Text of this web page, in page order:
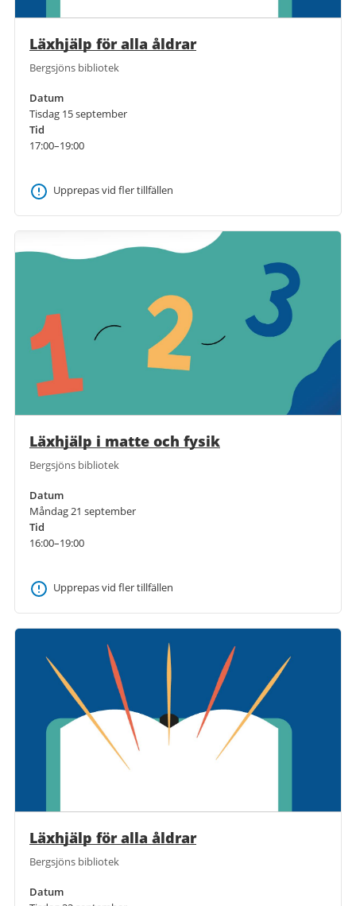
Läxhjälp för alla åldrar
Bergsjöns bibliotek
Datum
Tisdag 15 september
Tid
17:00–19:00
Upprepas vid fler tillfällen
Läxhjälp i matte och fysik
Bergsjöns bibliotek
Datum
Måndag 21 september
Tid
16:00–19:00
Upprepas vid fler tillfällen
Läxhjälp för alla åldrar
Bergsjöns bibliotek
Datum